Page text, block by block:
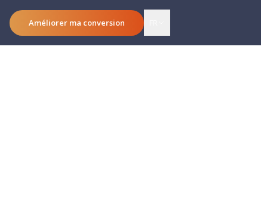
Améliorer ma conversion